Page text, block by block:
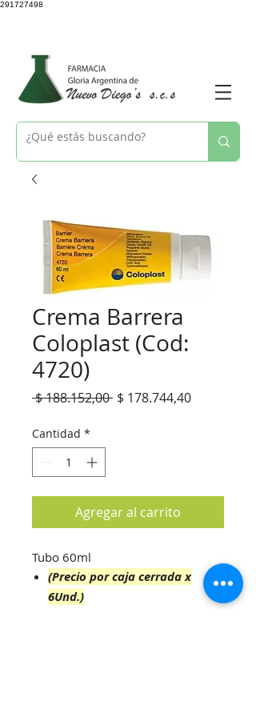
291727498
Crema Barrera
Coloplast (Cod:
4720)
$ 188.152,00 Precio
$ 178.744,40Precio
Cantidad *
Agregar al carrito
Tubo 60ml
(Precio por caja cerrada x
6Und.)